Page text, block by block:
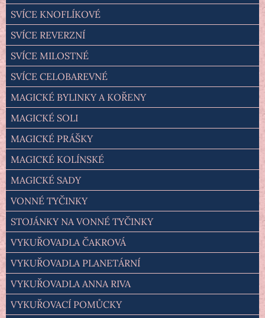
SVÍCE KNOFLÍKOVÉ
SVÍCE REVERZNÍ
SVÍCE MILOSTNÉ
SVÍCE CELOBAREVNÉ
MAGICKÉ BYLINKY A KOŘENY
MAGICKÉ SOLI
MAGICKÉ PRÁŠKY
MAGICKÉ KOLÍNSKÉ
MAGICKÉ SADY
VONNÉ TYČINKY
STOJÁNKY NA VONNÉ TYČINKY
VYKUŘOVADLA ČAKROVÁ
VYKUŘOVADLA PLANETÁRNÍ
VYKUŘOVADLA ANNA RIVA
VYKUŘOVACÍ POMŮCKY